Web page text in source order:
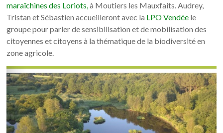
maraîchines des Loriots,à Moutiers les Mauxfaits. Audrey,
Tristan et Sébastien accueilleront avec la LPO Vendée le
groupe pour parler de sensibilisation et de mobilisation des
citoyennes et citoyens à la thématique de la biodiversité en
zone agricole.